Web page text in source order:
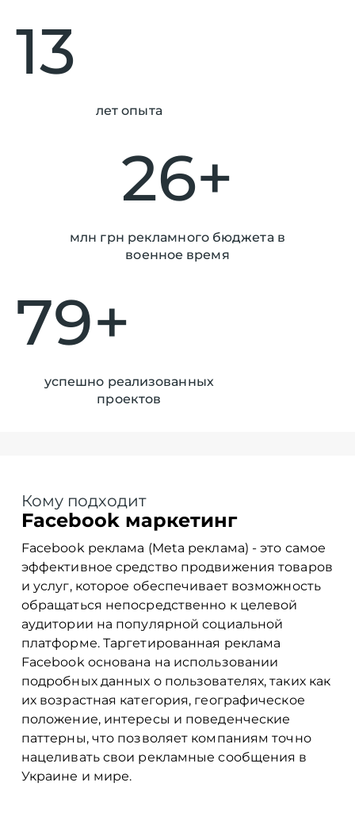
13
лет опыта
26+
млн грн рекламного бюджета в
военное время
79+
успешно реализованных
проектов
Кому подходит
Facebook маркетинг
Facebook реклама (Meta реклама) - это самое
эффективное средство продвижения товаров
и услуг, которое обеспечивает возможность
обращаться непосредственно к целевой
аудитории на популярной социальной
платформе. Таргетированная реклама
Facebook основана на использовании
подробных данных о пользователях, таких как
их возрастная категория, географическое
положение, интересы и поведенческие
паттерны, что позволяет компаниям точно
нацеливать свои рекламные сообщения в
Украине и мире.